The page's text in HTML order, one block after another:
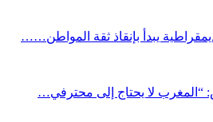
يبدأ بإنقاذ ثقة المواطن……
“المغرب لا يحتاج إلى محترفي…